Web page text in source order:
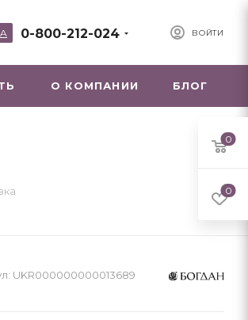
ВОЙТИ
0-800-212-024
О КОМПАНИИ БЛОГ
UKR000000000013689
0
0